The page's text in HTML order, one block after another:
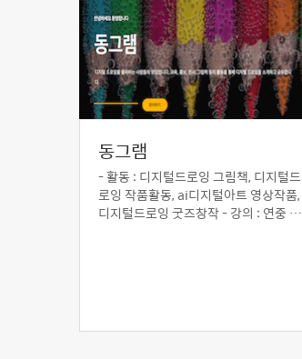
동그램
- 활동 : 디지털드로잉 그림책, 디지털드
로잉 작품활동, ai디지털아트 영상작품,
디지털드로잉 굿즈창작 - 강의 : 연중 매